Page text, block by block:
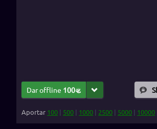
Dar offline 100
Aportar 100 | 500 | 1000 | 2500 | 5000 | 10000